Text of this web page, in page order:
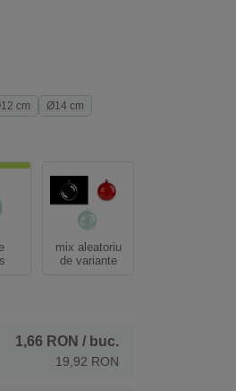
cm Ø14 cm
mix aleatoriu
de variante
1,66 RON / buc.
19,92 RON